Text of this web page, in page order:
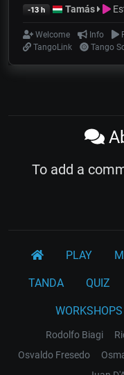
-13 h Tamás
Welcome Info
TangoLink
Tango
To add a
PLAY
TANDA QUIZ
WORKSHOPS
Rodolfo Biagi
Osvaldo Fresedo